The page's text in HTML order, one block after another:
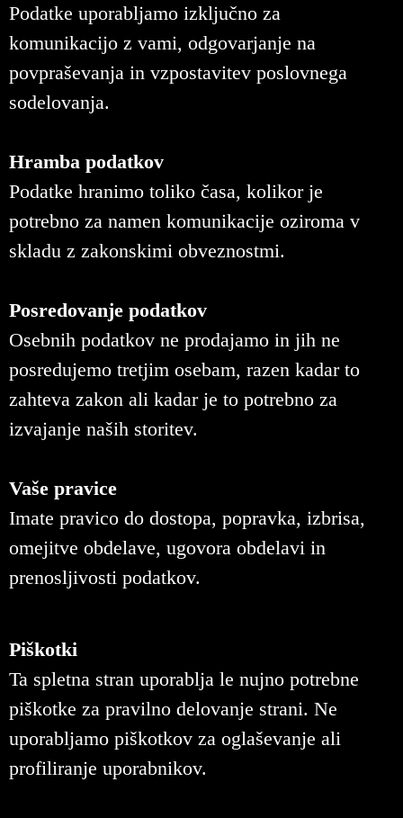
Podatke uporabljamo izključno za
komunikacijo z vami, odgovarjanje na
povpraševanja in vzpostavitev poslovnega
sodelovanja.
Hramba podatkov
Podatke hranimo toliko časa, kolikor je
potrebno za namen komunikacije oziroma v
skladu z zakonskimi obveznostmi.
Posredovanje podatkov
Osebnih podatkov ne prodajamo in jih ne
posredujemo tretjim osebam, razen kadar to
zahteva zakon ali kadar je to potrebno za
izvajanje naših storitev.
Vaše pravice
Imate pravico do dostopa, popravka, izbrisa,
omejitve obdelave, ugovora obdelavi in
prenosljivosti podatkov.
Piškotki
Ta spletna stran uporablja le nujno potrebne
piškotke za pravilno delovanje strani. Ne
uporabljamo piškotkov za oglaševanje ali
profiliranje uporabnikov.